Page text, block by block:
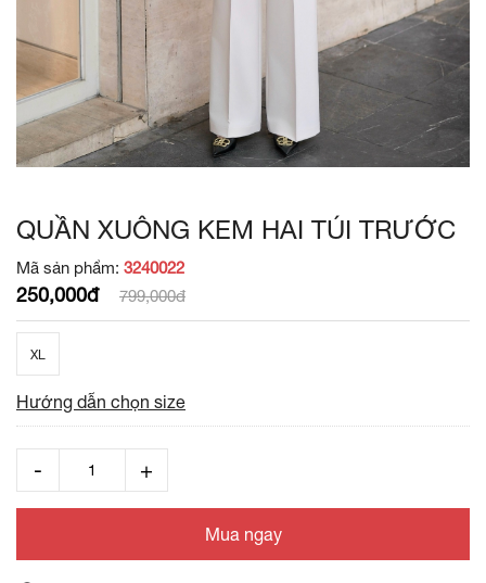
QUẦN XUÔNG KEM HAI TÚI TRƯỚC
Mã sản phẩm: 3240022
250,000đ 799,000đ
XL
Hướng dẫn chọn size
Mua ngay